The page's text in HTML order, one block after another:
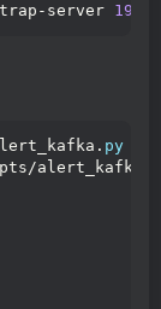
server
py
alert_kafka.